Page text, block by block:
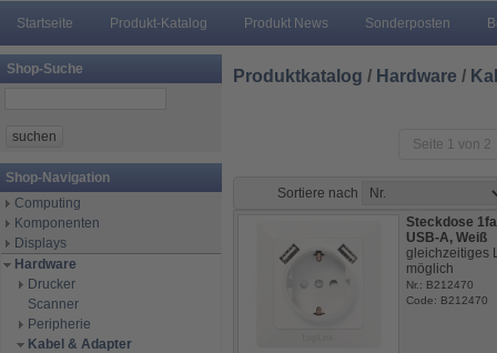
Startseite Produkt-Katalog Produkt News Sonderposten
Shop-Suche
Shop-Navigation
Computing
Komponenten
Displays
Hardware
Drucker
Scanner
Peripherie
Kabel & Adapter
Produktkatalog / Hardware /
Seite 1 von 2
Sortiere nach
Steckdose
USB-A, Weiß
gleichzeitiges
möglich
Nr.: B212470
Code: B212470